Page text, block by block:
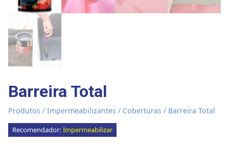
Barreira Total
Produtos / Impermeabilizantes / Coberturas / Barreira Total
Recomendador: Impermeabilizar